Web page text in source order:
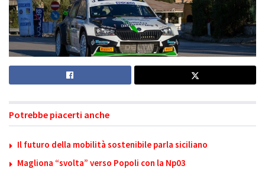
Potrebbe piacerti anche
Il futuro della mobilità sostenibile parla siciliano
Magliona “svolta” verso Popoli con la Np03